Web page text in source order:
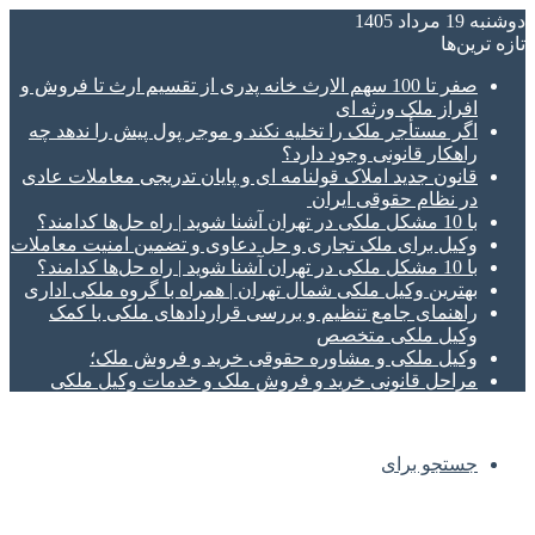
دوشنبه 19 مرداد 1405
تازه‌ ترین‌ها
صفر تا 100 سهم الارث خانه پدری از تقسیم ارث تا فروش و
افراز ملک ورثه ای
اگر مستأجر ملک را تخلیه نکند و موجر پول پیش را ندهد چه
راهکار قانونی وجود دارد؟
قانون جدید املاک قولنامه ای و پایان تدریجی معاملات عادی
در نظام حقوقی ایران
با 10 مشکل ملکی در تهران آشنا شوید | راه حل‌ها کدامند؟
وکیل برای ملک تجاری و حل دعاوی و تضمین امنیت معاملات
با 10 مشکل ملکی در تهران آشنا شوید | راه حل‌ها کدامند؟
بهترین وکیل ملکی شمال تهران | همراه با گروه ملکی اداری
راهنمای جامع تنظیم و بررسی قراردادهای ملکی با کمک
وکیل ملکی متخصص
وکیل ملکی و مشاوره حقوقی خرید و فروش ملک؛
مراحل قانونی خرید و فروش ملک و خدمات وکیل ملکی
جستجو برای